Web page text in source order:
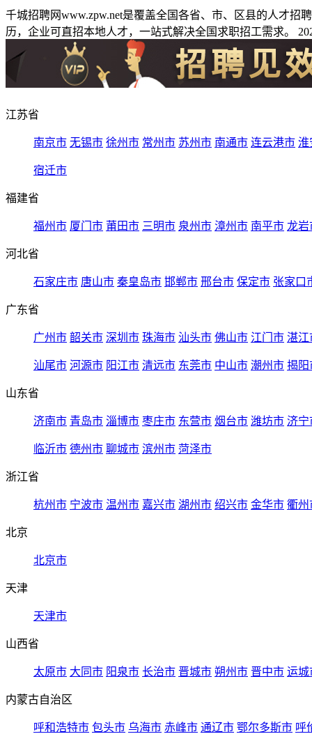
千城招聘网www.zpw.net是覆盖全国各省、市、区县的人才
历，企业可直招本地人才，一站式解决全国求职招工需求。
江苏省
南京市 无锡市 徐州市 常州市 苏州市 南通市 连云港市 淮
宿迁市
福建省
福州市 厦门市 莆田市 三明市 泉州市 漳州市 南平市 龙岩
河北省
石家庄市 唐山市 秦皇岛市 邯郸市 邢台市 保定市 张家口
广东省
广州市 韶关市 深圳市 珠海市 汕头市 佛山市 江门市 湛江
汕尾市 河源市 阳江市 清远市 东莞市 中山市 潮州市 揭阳
山东省
济南市 青岛市 淄博市 枣庄市 东营市 烟台市 潍坊市 济宁
临沂市 德州市 聊城市 滨州市 菏泽市
浙江省
杭州市 宁波市 温州市 嘉兴市 湖州市 绍兴市 金华市 衢州
北京
北京市
天津
天津市
山西省
太原市 大同市 阳泉市 长治市 晋城市 朔州市 晋中市 运城
内蒙古自治区
呼和浩特市 包头市 乌海市 赤峰市 通辽市 鄂尔多斯市 呼